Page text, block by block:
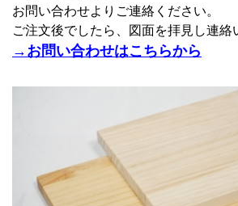
お問い合わせよりご連絡ください。
ご注文後でしたら、図面を拝見し連絡
→お問い合わせはこちらから